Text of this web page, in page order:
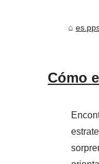
Cómo